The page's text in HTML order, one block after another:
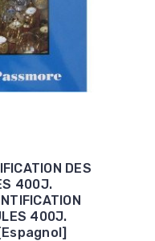
DES
400J.
400J.